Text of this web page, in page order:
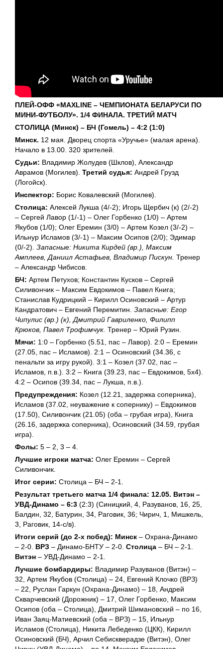
ПЛЕЙ-ОФФ «MAXLINE – ЧЕМПИОНАТА БЕЛАРУСИ ПО
МИНИ-ФУТБОЛУ». 1/4 ФИНАЛА. ТРЕТИЙ МАТЧ
СТОЛИЦА (Минск) – БЧ (Гомель) – 4:2 (1:0)
Минск. 12 мая. Дворец спорта «Уручье» (малая арена).
Начало в 13.00. 320 зрителей.
Судьи: Владимир Жолудев (Шклов), Александр
Аврамов (Могилев). Третий судья: Андрей Грузд
(Логойск).
Инспектор: Борис Ковалевский (Могилев).
Столица: Алексей Лукша (4/-2); Игорь Щербич (к) (2/-2)
– Сергей Лавор (1/-1) – Олег Горбенко (1/0) – Артем
Якубов (1/0); Олег Еремин (3/0) – Артем Козел (3/-2) –
Ильнур Исламов (3/-1) – Максим Осипов (2/0); Эдимар
(0/-2). Запасные: Никита Кирдей (вр.), Максим
Амплеев, Даниил Астафьев, Владимир Пискун. Тренер
– Александр Чибисов.
БЧ: Артем Петухов; Константин Кусков – Сергей
Силивончик – Максим Евдокимов – Павел Книга;
Станислав Кудрицкий – Кирилл Осиновский – Артур
Кандратович – Евгений Перемитин. Запасные: Егор
Чипулис (вр.) (к), Дмитрий Гавриленко, Филипп
Крюков, Павел Трофимчук. Тренер – Юрий Рузин.
Мячи: 1:0 – Горбенко (5.51, пас – Лавор). 2:0 – Еремин
(27.05, пас – Исламов). 2:1 – Осиновский (34.36, с
пенальти за игру рукой). 3:1 – Козел (37.02, пас –
Исламов, п.в.). 3:2 – Книга (39.23, пас – Евдокимов, 5х4).
4:2 – Осипов (39.34, пас – Лукша, п.в.).
Предупреждения: Козел (12.21, задержка соперника),
Исламов (37.02, неуважение к сопернику) – Евдокимов
(17.50), Силивончик (21.05) (оба – грубая игра), Книга
(26.16, задержка соперника), Осиновский (34.59, грубая
игра).
Фолы: 5 – 2, 3 – 4.
Лучшие игроки матча: Олег Еремин – Сергей
Силивончик.
Итог серии: Столица – БЧ – 2-1.
Результат третьего матча 1/4 финала: 12.05. Витэн –
УВД-Динамо – 6:3 (2:3) (Синицкий, 4, Разуванов, 16, 25,
Балдин, 32, Батурин, 34, Раговик, 36; Чирич, 1, Мишкель,
3, Раговик, 14-с/в).
Итоги серий (до 2-х побед): Минск – Охрана-Динамо
– 2-0. ВРЗ – Динамо-БНТУ – 2-0. Столица – БЧ – 2-1.
Витэн – УВД-Динамо – 2-1.
Лучшие бомбардиры: Владимир Разуванов (Витэн) –
32, Артем Якубов (Столица) – 24, Евгений Клочко (ВРЗ)
– 22, Руслан Гаркун (Охрана-Динамо) – 18, Андрей
Скварчевский (Дорожник) – 17, Олег Горбенко, Максим
Осипов (оба – Столица), Дмитрий Шимановский – по 16,
Иван Заяц-Матиевский (оба – ВРЗ) – 15, Ильнур
Исламов (Столица), Никита Лебеденко (ЦКК), Кирилл
Осиновский (БЧ), Арчил Себискверадзе (Витэн), Олег